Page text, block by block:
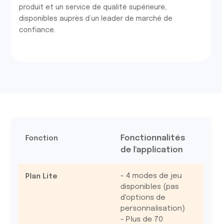
produit et un service de qualité supérieure,
disponibles auprès d’un leader de marché de
confiance.
Fonctionnalités
de l'application
- 4 modes de jeu
disponibles (pas
d'options de
personnalisation)
- Plus de 70